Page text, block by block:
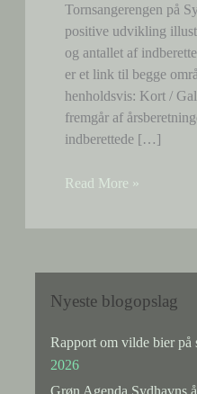
Tornsangerengen på
positive udvikling
og antallet af
er et link til begge
henholdsvis: Kort /
fremgår af
indberettede […]
Grøn
Sydhavns
2024
Read More »
Nyeste blogopslag
Rapport om vilde bier på
2026
Grøn Agenda Sydhavns